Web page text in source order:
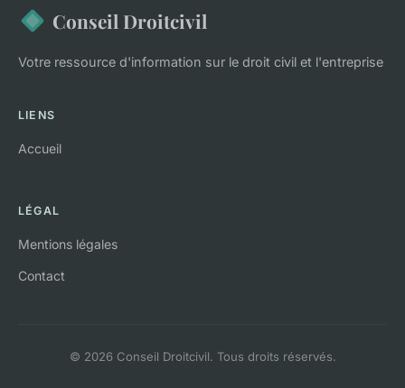
Conseil Droitcivil
Votre ressource d'information sur le droit civil et l'entreprise
LIENS
Accueil
LÉGAL
Mentions légales
Contact
© 2026 Conseil Droitcivil. Tous droits réservés.